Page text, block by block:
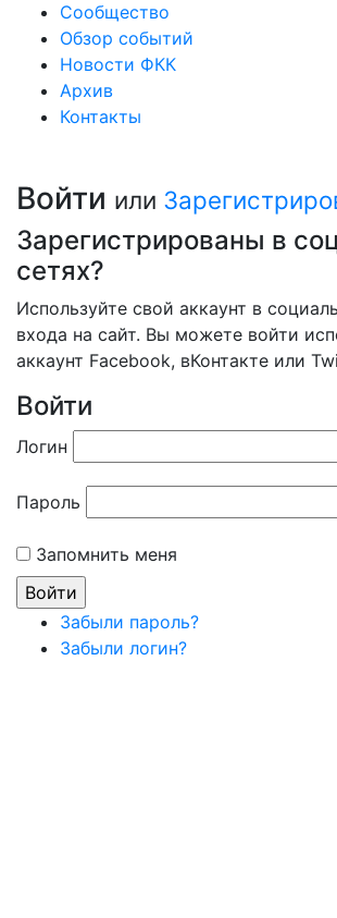
Сообщество
Обзор событий
Новости ФКК
Архив
Контакты
Войти или
Зарегистрированы в
сетях?
Используйте свой аккаунт в
входа на сайт. Вы можете войти
аккаунт Facebook, вКонтакте или
Войти
Логин
Пароль
Запомнить меня
Забыли пароль?
Забыли логин?